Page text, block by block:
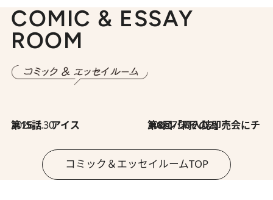
COMIC & ESSAY
ROOM
2026.7.30
第15話 アイス 2026.7.30
第8回「同人誌即売会にチャレンジ その2」
コミック＆エッセイルームTOP